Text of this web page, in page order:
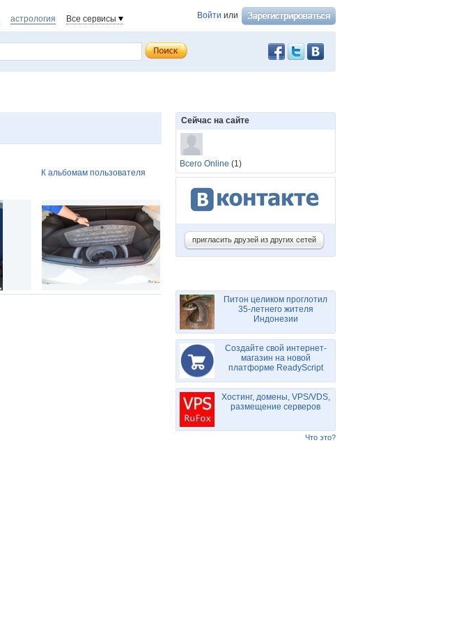
Войти или
астрология Все сервисы
К альбомам пользователя
Сейчас на сайте
Всего Online (1)
пригласить друзей из других сетей
Питон целиком проглотил
35-летнего жителя
Индонезии
Создайте свой интернет-
магазин на новой
платформе ReadyScript
Хостинг, домены, VPS/VDS,
размещение серверов
Что это?